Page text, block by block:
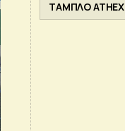
ΤΑΜΠΛΟ ATHEX